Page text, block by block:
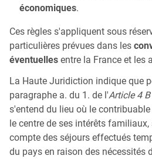
économiques.
Ces règles s'appliquent sous
particulières prévues dans les
éventuelles entre la France et les
La Haute Juridiction indique que
paragraphe a. du 1. de l'Article 4 B
s'entend du lieu où le
le centre de ses intérêts
compte des séjours effectués
du pays en raison des nécessités